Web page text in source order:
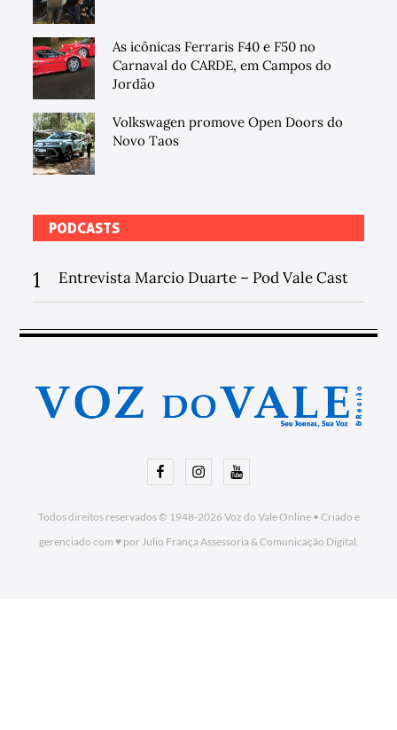
As icônicas Ferraris F40 e F50 no
Carnaval do CARDE, em Campos do
Jordão
Volkswagen promove Open Doors do
Novo Taos
PODCASTS
1 Entrevista Marcio Duarte – Pod Vale Cast
FacebookInstagramYoutube
Todos direitos reservados © 1948-2026Voz do Vale Online• Criado e
gerenciado com ♥ por Julio França Assessoria& Comunicação Digital.